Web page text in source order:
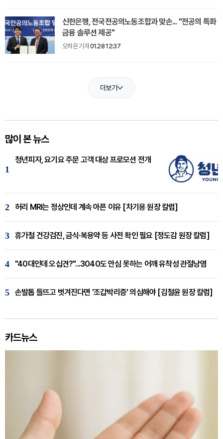
신한은행, 전국전공의노동조합과 맞손... "전공의 특화
금융 솔루션 제공"
오하은 기자01.28 12:37
더보기
많이 본 뉴스
1
청년피자, 요기요 주문 고객 대상 프로모션 전개
2 허리 MRI는 정상인데 계속 아픈 이유 [차기용 원장 칼럼]
3 휴가철 건강검진, 금식·복용약 등 사전 확인 필요 [정도감 원장 칼럼]
4 "40대인데 오십견?"...3040도 안심 못하는 어깨 유착성 관절낭염
5 손발톱 들뜨고 벗겨진다면 '조갑박리증' 의심해야 [김철윤 원장 칼럼]
카드뉴스